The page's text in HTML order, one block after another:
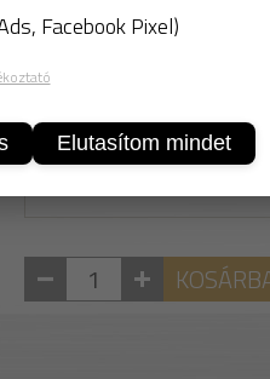
- értékes növényi viasz-
Biztonsági Adatlap
Facebook Pixel)
Elutasítom mindet